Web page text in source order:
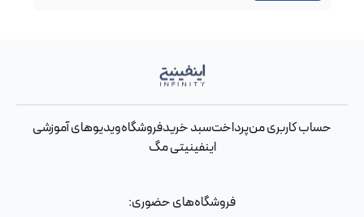
حساب کاربری منپرداختسبد خریدفروشگاهویدیوهای آموزشی
اینفینیتی مگ
فروشگاه‌های حضوری: